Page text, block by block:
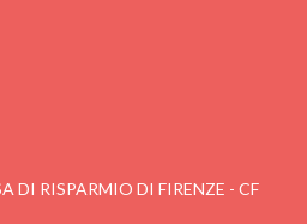
DI RISPARMIO DI FIRENZE - CF